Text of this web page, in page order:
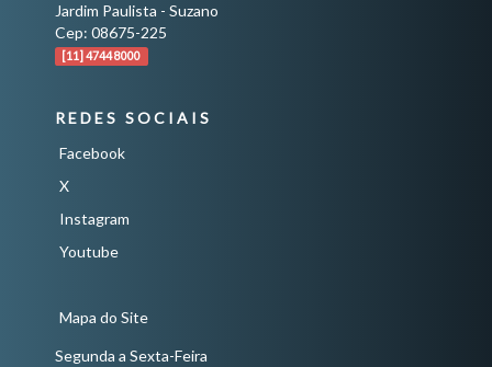
Jardim Paulista - Suzano
Cep: 08675-225
[11] 4744 8000
REDES SOCIAIS
Facebook
X
Instagram
Youtube
Mapa do Site
Segunda a Sexta-Feira